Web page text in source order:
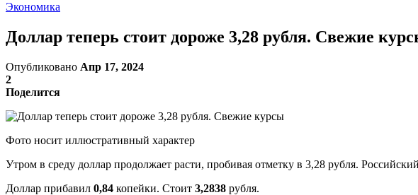
Экономика
Доллар теперь стоит дороже 3,28 рубля. Свежие
Опубликовано Апр 17, 2024
2
Поделится
Фото носит иллюстративный характер
Утром в среду доллар продолжает расти, пробивая отметку в 3,28 рубля.
Доллар прибавил 0,84 копейки. Стоит 3,2838 рубля.